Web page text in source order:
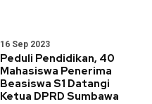
16 Sep 2023
Peduli Pendidikan, 40
Mahasiswa Penerima
Beasiswa S1 Datangi
Ketua DPRD Sumbawa